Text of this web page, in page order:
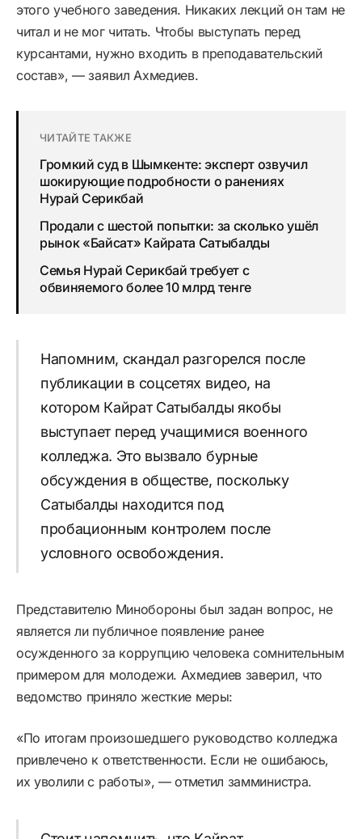
этого учебного заведения. Никаких лекций он там не
читал и не мог читать. Чтобы выступать перед
курсантами, нужно входить в преподавательский
состав», — заявил Ахмедиев.
ЧИТАЙТЕ ТАКЖЕ
Громкий суд в Шымкенте: эксперт озвучил
шокирующие подробности о ранениях
Нурай Серикбай
Продали с шестой попытки: за сколько ушёл
рынок «Байсат» Кайрата Сатыбалды
Семья Нурай Серикбай требует с
обвиняемого более 10 млрд тенге
Напомним, скандал разгорелся после
публикации в соцсетях видео, на
котором Кайрат Сатыбалды якобы
выступает перед учащимися военного
колледжа. Это вызвало бурные
обсуждения в обществе, поскольку
Сатыбалды находится под
пробационным контролем после
условного освобождения.
Представителю Минобороны был задан вопрос, не
является ли публичное появление ранее
осужденного за коррупцию человека сомнительным
примером для молодежи. Ахмедиев заверил, что
ведомство приняло жесткие меры:
«По итогам произошедшего руководство колледжа
привлечено к ответственности. Если не ошибаюсь,
их уволили с работы», — отметил замминистра.